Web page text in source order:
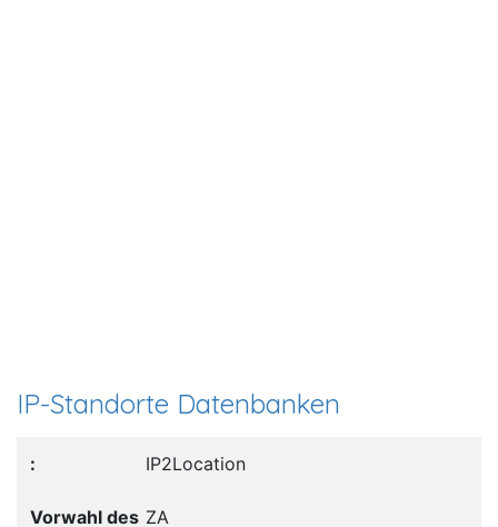
IP-Standorte Datenbanken
IP2Location
ZA